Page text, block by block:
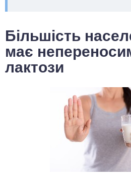
Більшість
має
лактози